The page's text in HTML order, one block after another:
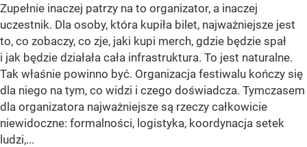
Zupełnie inaczej patrzy na to organizator, a inaczej
uczestnik. Dla osoby, która kupiła bilet, najważniejsze jest
to, co zobaczy, co zje, jaki kupi merch, gdzie będzie spał
i jak będzie działała cała infrastruktura. To jest naturalne.
Tak właśnie powinno być. Organizacja festiwalu kończy się
dla niego na tym, co widzi i czego doświadcza. Tymczasem
dla organizatora najważniejsze są rzeczy całkowicie
niewidoczne: formalności, logistyka, koordynacja setek
ludzi,...